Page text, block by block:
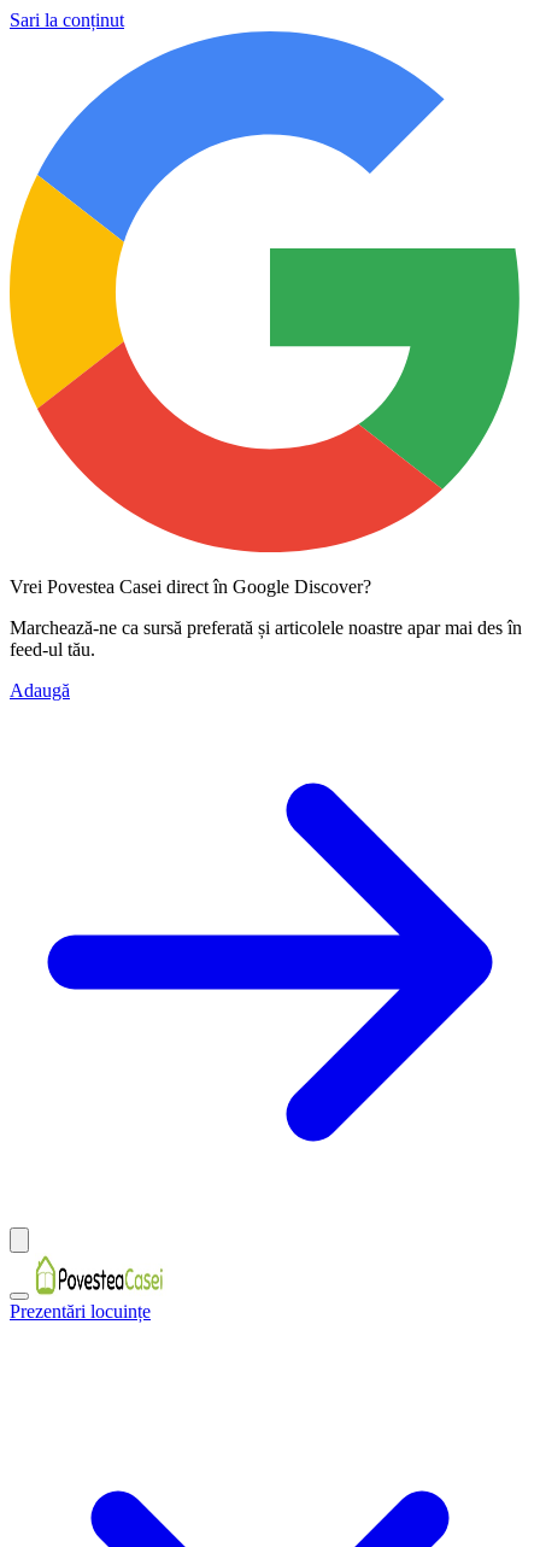
Sari la conținut
Vrei Povestea Casei direct în Google Discover?
Marchează-ne ca sursă preferată și articolele noastre apar mai des în
feed-ul tău.
Adaugă
Prezentări locuințe